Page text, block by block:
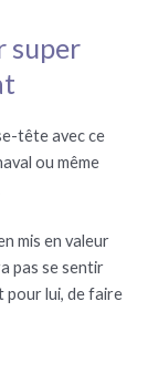
super
tête avec ce
ou même
mis en valeur
pas se sentir
pour lui, de faire